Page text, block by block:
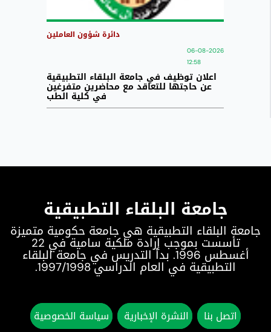
دائرة شؤون العاملين
06-08-2026
12:58
اعلان توظيف في جامعة البلقاء التطبيقية
عن حاجتها للتعاقد مع محاضرين متفرغين
في كلية الطب
جامعة البلقاء التطبيقية
جامعة البلقاء التطبيقية هي جامعة حكومية متميزة
تأسست بموجب إرادة ملكية سامية في 22
أغسطس 1996. بدأ التدريس في جامعة البلقاء
التطبيقية في العام الدراسي 1997/1998.
اتصل بنا النشرة الإخبارية سياسة الخصوصية